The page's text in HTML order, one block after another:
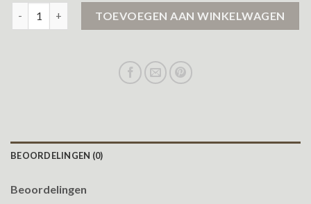
TOEVOEGEN AAN WINKELWAGEN
BEOORDELINGEN (0)
Beoordelingen